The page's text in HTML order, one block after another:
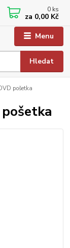
Menu
Hledat
0 ks
za 0,00 Kč
pošetka